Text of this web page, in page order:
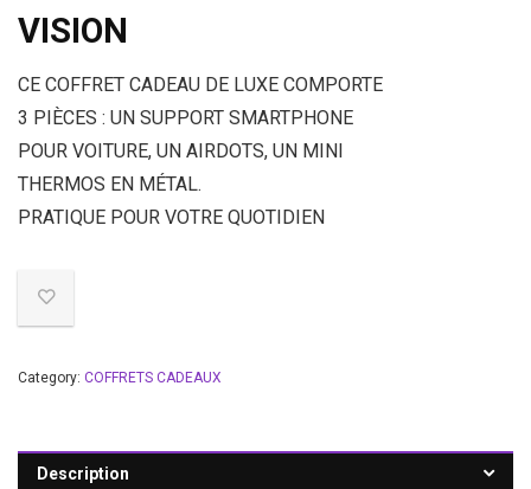
VISION
CE COFFRET CADEAU DE LUXE COMPORTE
3 PIÈCES : UN SUPPORT SMARTPHONE
POUR VOITURE, UN AIRDOTS, UN MINI
THERMOS EN MÉTAL.
PRATIQUE POUR VOTRE QUOTIDIEN
Category: COFFRETS CADEAUX
Description